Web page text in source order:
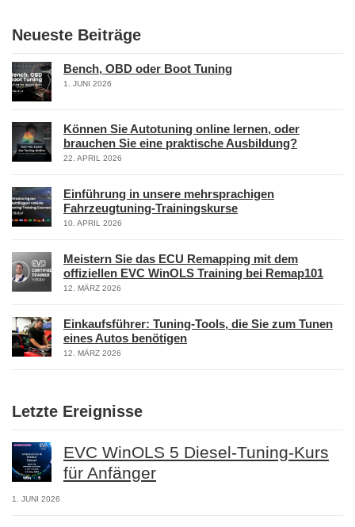
Neueste Beiträge
Bench, OBD oder Boot Tuning
1. JUNI 2026
Können Sie Autotuning online lernen, oder
brauchen Sie eine praktische Ausbildung?
22. APRIL 2026
Einführung in unsere mehrsprachigen
Fahrzeugtuning-Trainingskurse
10. APRIL 2026
Meistern Sie das ECU Remapping mit dem
offiziellen EVC WinOLS Training bei Remap101
12. MÄRZ 2026
Einkaufsführer: Tuning-Tools, die Sie zum Tunen
eines Autos benötigen
12. MÄRZ 2026
Letzte Ereignisse
EVC WinOLS 5 Diesel-Tuning-Kurs
für Anfänger
1. JUNI 2026